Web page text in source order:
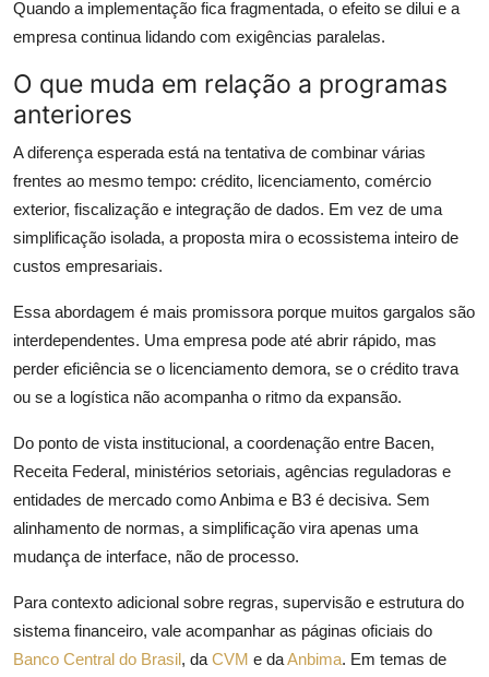
Quando a implementação fica fragmentada, o efeito se dilui e a
empresa continua lidando com exigências paralelas.
O que muda em relação a programas
anteriores
A diferença esperada está na tentativa de combinar várias
frentes ao mesmo tempo: crédito, licenciamento, comércio
exterior, fiscalização e integração de dados. Em vez de uma
simplificação isolada, a proposta mira o ecossistema inteiro de
custos empresariais.
Essa abordagem é mais promissora porque muitos gargalos são
interdependentes. Uma empresa pode até abrir rápido, mas
perder eficiência se o licenciamento demora, se o crédito trava
ou se a logística não acompanha o ritmo da expansão.
Do ponto de vista institucional, a coordenação entre Bacen,
Receita Federal, ministérios setoriais, agências reguladoras e
entidades de mercado como Anbima e B3 é decisiva. Sem
alinhamento de normas, a simplificação vira apenas uma
mudança de interface, não de processo.
Para contexto adicional sobre regras, supervisão e estrutura do
sistema financeiro, vale acompanhar as páginas oficiais do
Banco Central do Brasil, da CVM e daAnbima. Em temas de